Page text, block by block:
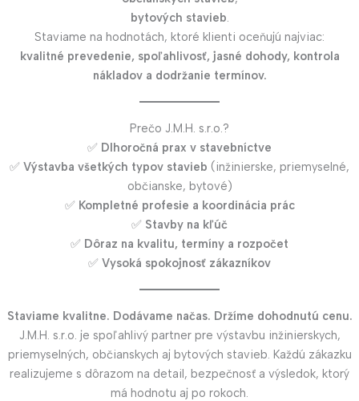
bytových stavieb.
Staviame na hodnotách, ktoré klienti oceňujú najviac:
kvalitné prevedenie, spoľahlivosť, jasné dohody, kontrola
nákladov a dodržanie termínov.
Prečo J.M.H. s.r.o.?
✅ Dlhoročná prax v stavebníctve
✅ Výstavba všetkých typov stavieb (inžinierske, priemyselné,
občianske, bytové)
✅ Kompletné profesie a koordinácia prác
✅ Stavby na kľúč
✅ Dôraz na kvalitu, termíny a rozpočet
✅ Vysoká spokojnosť zákazníkov
Staviame kvalitne. Dodávame načas. Držíme dohodnutú cenu.
J.M.H. s.r.o. je spoľahlivý partner pre výstavbu inžinierskych,
priemyselných, občianskych aj bytových stavieb. Každú zákazku
realizujeme s dôrazom na detail, bezpečnosť a výsledok, ktorý
má hodnotu aj po rokoch.